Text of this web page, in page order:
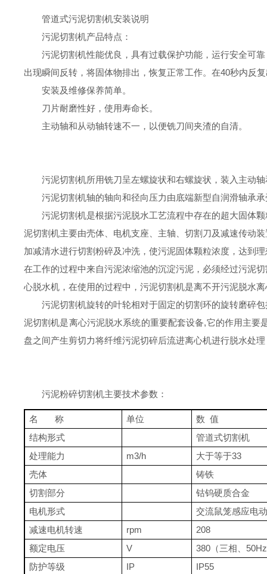
管道式污泥切割机安装说明
污泥切割机产品特点 ：
污泥切割机性能优良，具有过载保护功能，运行安全可
出现瞬间反转，将固体物排出，恢复正常工作。在40秒内反
安装及维修保养简单。
刀片耐磨性好，使用寿命长。
主动轴和从动轴转速不一，以便铣刀间夹渣的自清。
污泥切割机所用铣刀呈左螺旋状和右螺旋状，装入主动
污泥切割机轴的轴向和径向压力由底端新型自润滑轴承
污泥切割机是根据污泥脱水工艺流程中存在的超大固体
泥切割机主要由壳体、电机支座、主轴、切割刀及减速传动
加减清水进行切割粉碎及冲洗，使污泥固体颗粒浓度，达到
在工作的过程中来自污泥浓缩池的沉淀污泥，必须经过污泥
心脱水机，在使用的过程中，污泥切割机是离不开污泥脱水
污泥切割机旋转的叶轮相对于固定的切割环的旋转磨碎
泥切割机是离心污泥脱水系统的重要配套设备,它的作用主要
盘之间产生剪切力将纤维污泥切碎后流进离心机进行脱水处理
污泥粉碎切割机主要技术参数：
名 称 单位 数 值
结构形式
管道式切割机
处理能力
m3/h 大于等于33
壳体
铸铁
切割部分
钴钨硬质合金
电机形式
交流鼠笼感应电
减速电机转速
rpm
208
额定电压
V 380 （三相、 50Hz
防护等级
IP
IP55